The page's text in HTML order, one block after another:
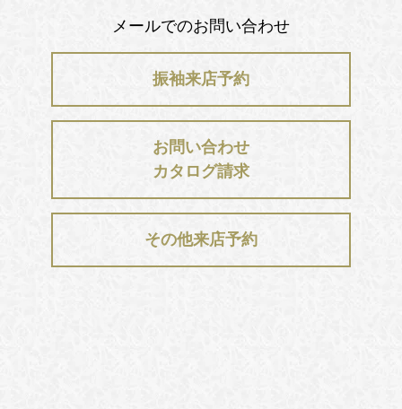
メールでのお問い合わせ
振袖来店予約
お問い合わせ
カタログ請求
その他来店予約